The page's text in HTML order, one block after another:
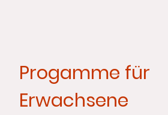
Progamme für
Erwachsene